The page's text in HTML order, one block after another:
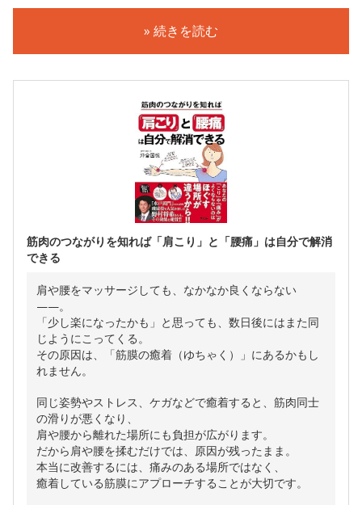
» 続きを読む
筋肉のつながりを知れば「肩こり」と「腰痛」は自分で解消
できる
肩や腰をマッサージしても、なかなか良くならない
——。
「少し楽になったかも」と思っても、数日後にはまた同
じようにこってくる。
その原因は、「筋膜の癒着（ゆちゃく）」にあるかもし
れません。
同じ姿勢やストレス、ケガなどで癒着すると、筋肉同士
の滑りが悪くなり、
肩や腰から離れた場所にも負担が広がります。
だから肩や腰を揉むだけでは、原因が残ったまま。
本当に改善するには、痛みのある場所ではなく、
癒着している筋膜にアプローチすることが大切です。